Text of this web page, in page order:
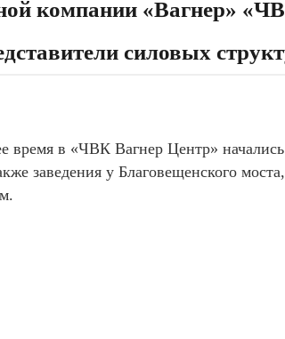
компании «Вагнер»
силовых
время в «ЧВК Вагнер Центр»
заведения у Благовещенского